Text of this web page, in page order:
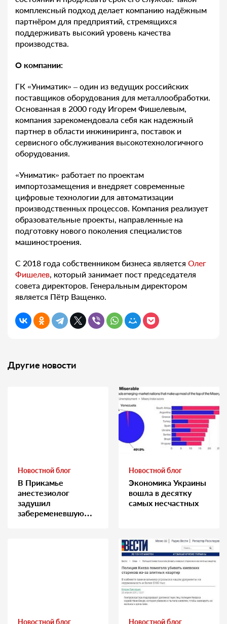
комплексный подход делает компанию надёжным
партнёром для предприятий, стремящихся
поддерживать высокий уровень качества
производства.
О компании:
ГК «Униматик» – один из ведущих российских
поставщиков оборудования для металлообработки.
Основанная в 2000 году Игорем Фишелевым,
компания зарекомендовала себя как надежный
партнер в области инжиниринга, поставок и
сервисного обслуживания высокотехнологичного
оборудования.
«Униматик» работает по проектам
импортозамещения и внедряет современные
цифровые технологии для автоматизации
производственных процессов. Компания реализует
образовательные проекты, направленные на
подготовку нового поколения специалистов
машиностроения.
С 2018 года собственником бизнеса является Олег
Фишелев, который занимает пост председателя
совета директоров. Генеральным директором
является Пётр Ващенко.
Другие новости
Новостной блог
В Прикамье
анестезиолог
задушил
забеременевшую
Новостной блог
Экономика Украины
вошла в десятку
самых несчастных
Новостной блог Новостной блог